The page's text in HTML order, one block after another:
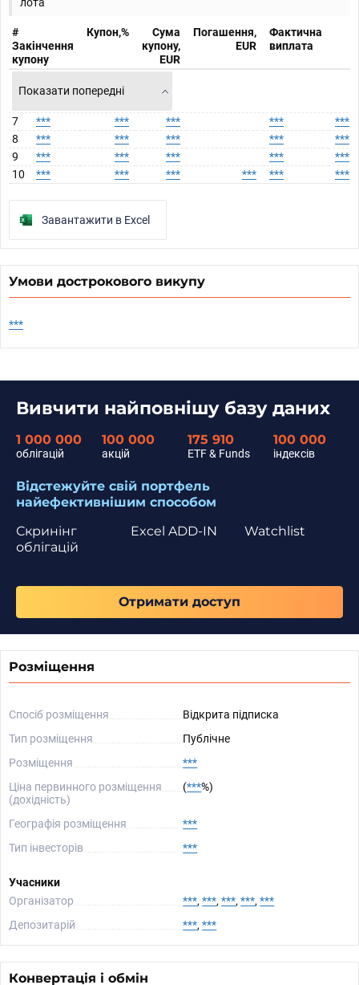
#
Закінчення
купону
Купон,%
Сума
купону,
EUR
Погашення,
EUR
Фактична
виплата
Показати попередні
7 *** *** *** ***
***
8
*** *** *** ***
***
9
*** *** *** ***
***
10
*** *** *** *** *** ***
Завантажити в Excel
Умови дострокового викупу
***
Вивчити найповнішу базу даних
1 000 000
облігацій
100 000
акцій
175 910
ETF & Funds
100 000
індексів
Відстежуйте свій портфель
найефективнішим способом
Скринінг
облігацій
Watchlist
Excel ADD-IN
Отримати доступ
Розміщення
Спосіб розміщення
Відкрита підписка
Тип розміщення
Публічне
Розміщення
***
Ціна первинного розміщення
(дохідність)
(***%)
Географія розміщення
***
Тип інвесторів
***
Учасники
Організатор
***, ***, ***, ***, ***
Депозитарій
***, ***
Конвертація і обмін